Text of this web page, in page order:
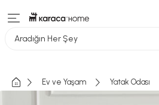
Aradığın Her Şey
Ev ve Yaşam Yatak Odası